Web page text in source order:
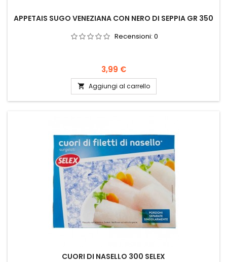
APPETAIS SUGO VENEZIANA CON NERO DI SEPPIA GR 350
Recensioni: 0
Prezzo
3,99 €
 Aggiungi al carrello
CUORI DI NASELLO 300 SELEX